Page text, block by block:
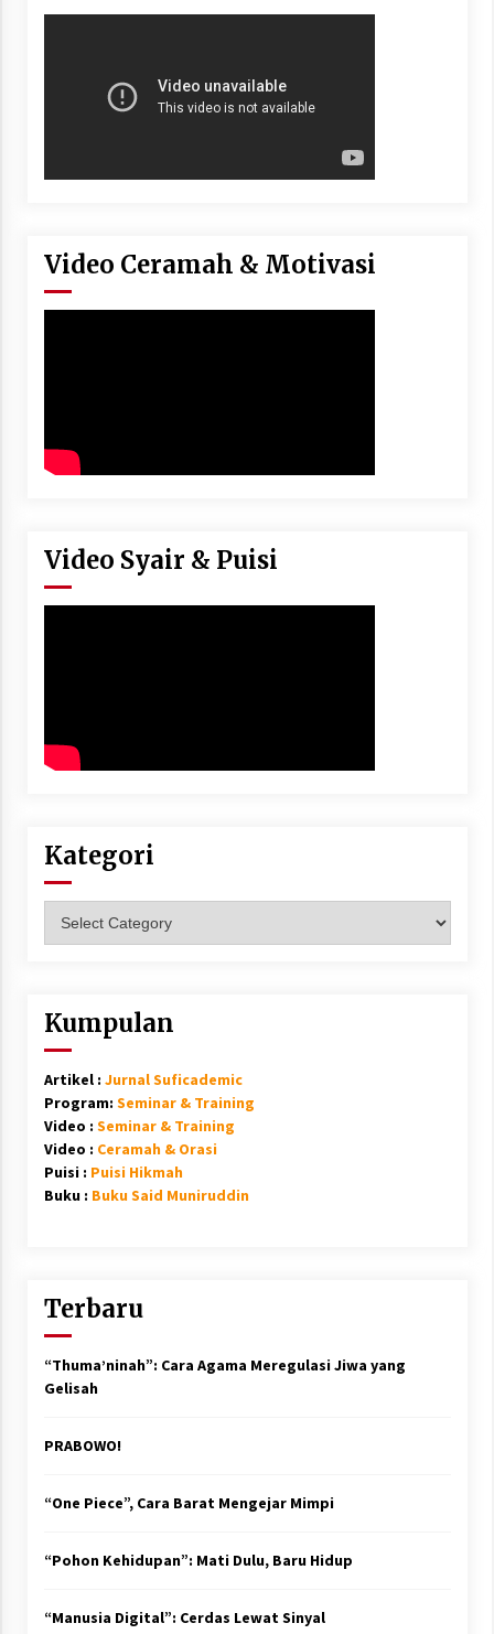
Video Ceramah & Motivasi
Video Syair & Puisi
Kategori
Kumpulan
Artikel : Jurnal Suficademic
Program: Seminar & Training
Video : Seminar & Training
Video : Ceramah & Orasi
Puisi : Puisi Hikmah
Buku : Buku Said Muniruddin
Terbaru
“Thuma’ninah”: Cara Agama Meregulasi Jiwa yang
Gelisah
PRABOWO!
“One Piece”, Cara Barat Mengejar Mimpi
“Pohon Kehidupan”: Mati Dulu, Baru Hidup
“Manusia Digital”: Cerdas Lewat Sinyal